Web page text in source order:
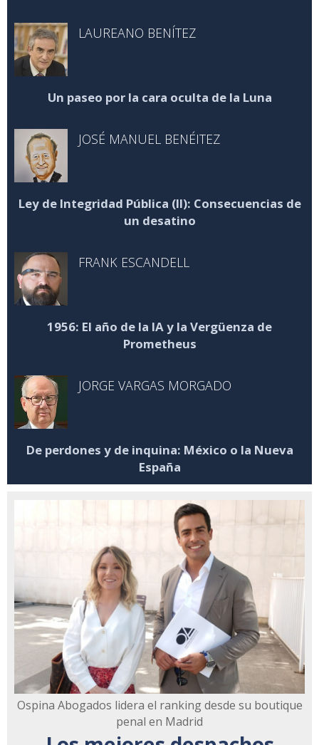
LAUREANO BENÍTEZ
Un paseo por la cara oculta de la Luna
JOSÉ MANUEL BENÉITEZ
Ley de Integridad Pública (II): Consecuencias de
un desatino
FRANK ESCANDELL
1956: El año de la IA y la Vergüenza de
Prometheus
JORGE VARGAS MORGADO
De perdones y de inquina: México o la Nueva
España
Ospina Abogados lidera el ranking desde su boutique
penal en Madrid